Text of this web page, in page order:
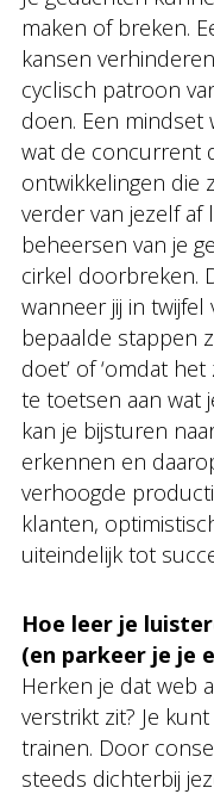
maken of breken.
kansen
cyclisch patroon
doen. Een mindset
wat de concurrent
ontwikkelingen die
verder van jezelf
beheersen van je
cirkel doorbreken.
wanneer jij in
bepaalde stappen
doet’ of ‘omdat
te toetsen aan wat
kan je bijsturen
erkennen en
verhoogde
klanten,
uiteindelijk tot
Hoe leer je
(en parkeer je je
Herken je dat web
verstrikt zit? Je
trainen. Door
steeds dichterbij